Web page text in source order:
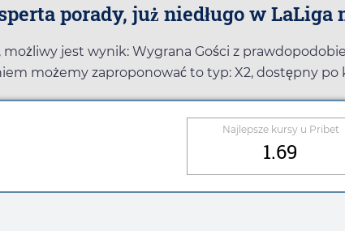
porady, już niedługo w LaLiga
jest wynik: Wygrana Gości z
możemy zaproponować to typ: X2, dostępny
Najlepsze kursy u Pribet
1.69